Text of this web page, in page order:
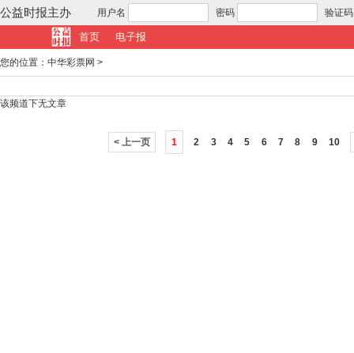
公益时报主办 用户名 密码 验证码
首页 电子报
您的位置： 中华彩票网 >
该频道下无文章
< 上一页 1 2 3 4 5 6 7 8 9 10